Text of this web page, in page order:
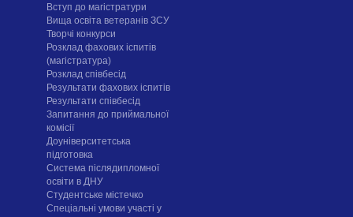
Вступ до магістратури
Вища освіта ветеранів ЗСУ
Творчі конкурси
Розклад фахових іспитів
(магістратура)
Розклад співбесід
Результати фахових іспитів
Результати співбесід
Запитання до приймальної
комісії
Доуніверситетська
підготовка
Система післядипломної
освіти в ДНУ
Cтудентське містечко
Спеціальні умови участі у